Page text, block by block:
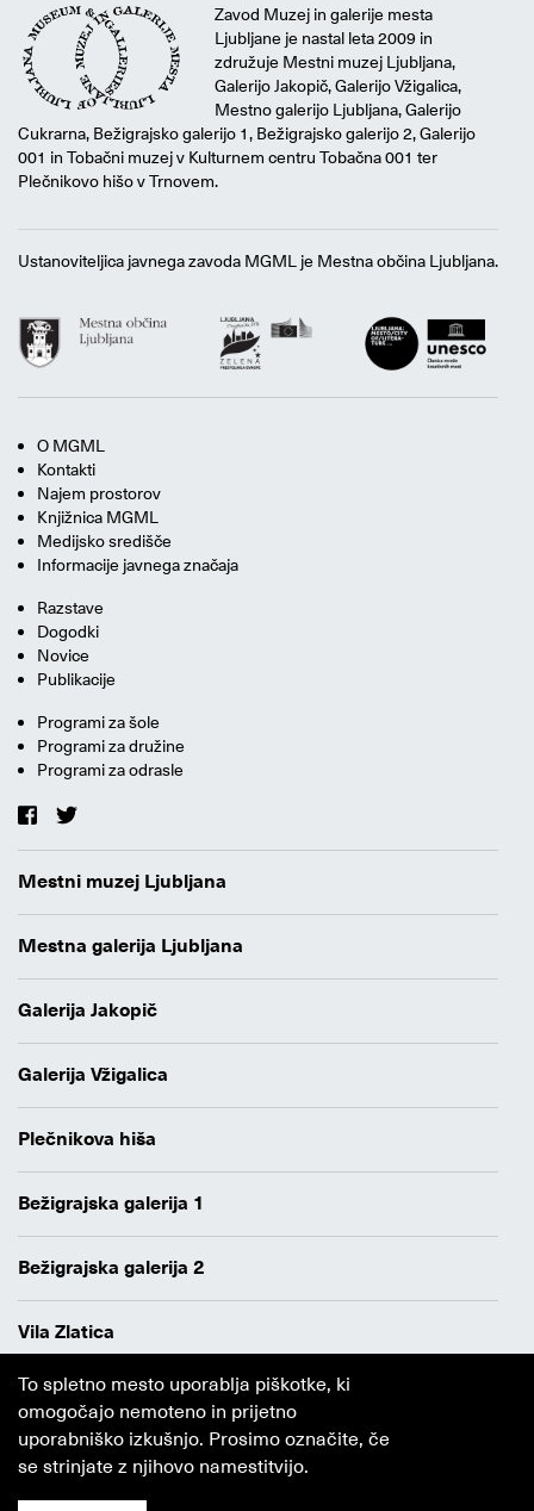
Zavod Muzej in galerije mesta
Ljubljane je nastal leta 2009 in
združuje Mestni muzej Ljubljana,
Galerijo Jakopič, Galerijo Vžigalica,
Mestno galerijo Ljubljana, Galerijo
Cukrarna, Bežigrajsko galerijo 1, Bežigrajsko galerijo 2, Galerijo
001 in Tobačni muzej v Kulturnem centru Tobačna 001 ter
Plečnikovo hišo v Trnovem.
Ustanoviteljica javnega zavoda MGML je Mestna občina Ljubljana.
O MGML
Kontakti
Najem prostorov
Knjižnica MGML
Medijsko središče
Informacije javnega značaja
Razstave
Dogodki
Novice
Publikacije
Programi za šole
Programi za družine
Programi za odrasle
Mestni muzej Ljubljana
Mestna galerija Ljubljana
Galerija Jakopič
Galerija Vžigalica
Plečnikova hiša
Bežigrajska galerija 1
Bežigrajska galerija 2
Vila Zlatica
Varstvo osebnih podatkov
Avtorji
Obvestilo o piškotkih
To spletno mesto uporablja piškotke, ki
omogočajo nemoteno in prijetno
uporabniško izkušnjo. Prosimo označite, če
se strinjate z njihovo namestitvijo.